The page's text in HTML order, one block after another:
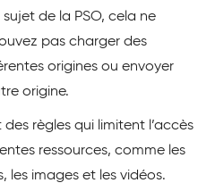
de la PSO, cela ne
pas charger des
origines ou envoyer
origine.
règles qui limitent l’accès
ressources, comme les
les images et les vidéos.